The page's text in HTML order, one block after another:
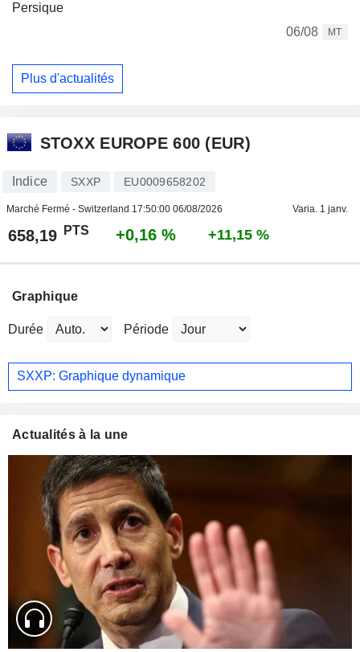
Persique
06/08
MT
Plus d'actualités
STOXX EUROPE 600 (EUR)
Indice SXXP EU0009658202
Marché Fermé - Switzerland 17:50:00 06/08/2026 Varia. 1 janv.
658,19 PTS +0,16 % +11,15 %
Graphique
Durée Période
SXXP: Graphique dynamique
Actualités à la une